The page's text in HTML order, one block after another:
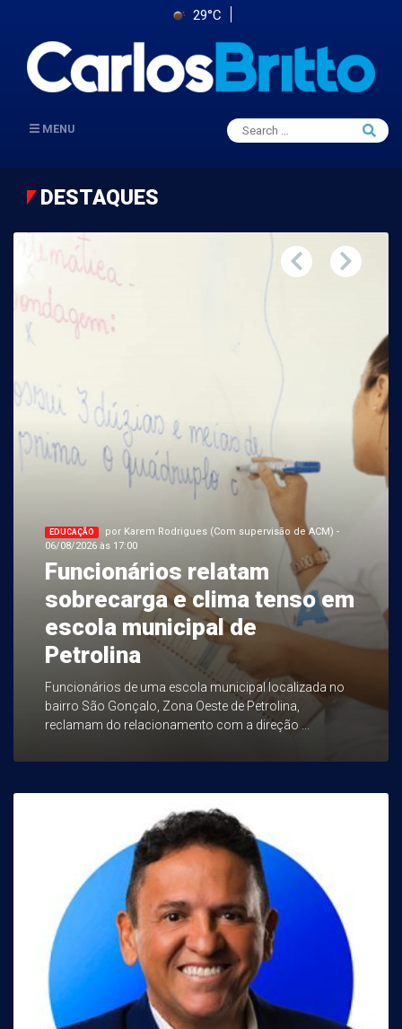
29°C
MENU
Search
for:
Search
DESTAQUES
EDUCAÇÃO
por Karem Rodrigues (Com supervisão de ACM) -
06/08/2026 às 17:00
Funcionários relatam
sobrecarga e clima tenso em
escola municipal de
Petrolina
Funcionários de uma escola municipal localizada no
bairro São Gonçalo, Zona Oeste de Petrolina,
reclamam do relacionamento com a direção ...